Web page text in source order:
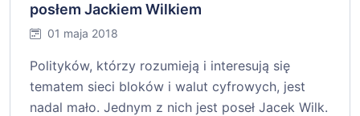
posłem Jackiem Wilkiem
01 maja 2018
Polityków, którzy rozumieją i interesują się
tematem sieci bloków i walut cyfrowych, jest
nadal mało. Jednym z nich jest poseł Jacek Wilk.